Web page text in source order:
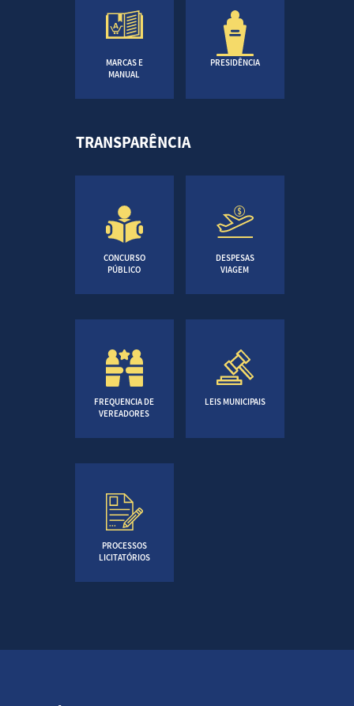
MARCAS E
MANUAL
PRESIDÊNCIA
TRANSPARÊNCIA
CONCURSO
PÚBLICO
DESPESAS
VIAGEM
FREQUENCIA DE
VEREADORES
LEIS MUNICIPAIS
PROCESSOS
LICITATÓRIOS